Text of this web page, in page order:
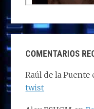
COMENTARIOS
Raúl de la Puente
twist